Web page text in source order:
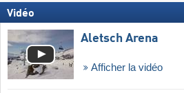
Vidéo
Aletsch Arena
Afficher la vidéo